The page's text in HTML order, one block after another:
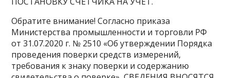
Обратите внимание! Согласно приказа
Министерства промышленности и торговли РФ
от 31.07.2020 г. № 2510 «Об утверждении Порядка
проведения поверки средств измерений,
требования к знаку поверки и содержанию